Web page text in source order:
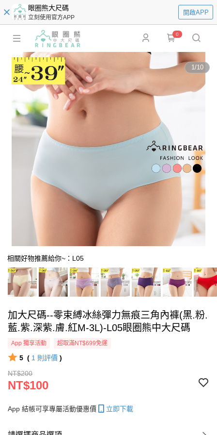
眼圈熊大尺碼
立刻使用官方APP
開啟APP
0
1/10
相關好物推薦給你~：L05
加大尺碼--零束縛冰絲彈力無痕三角內褲(黑.粉.
藍.紫.深紫.膚.紅M-3L)-L05眼圈熊中大尺碼
App 獨享活動 超取滿NT$699免運
5 ( 1 則評價 )
NT$200
NT$100
App 結帳可享專屬活動優惠價 立即下載